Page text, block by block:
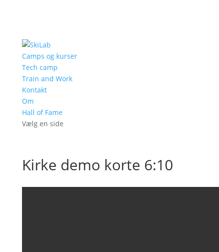
Camps og kurser
Tech camp
Train and Work
Kontakt
Om
Hall of Fame
Vælg en side
Kirke demo korte 6:10